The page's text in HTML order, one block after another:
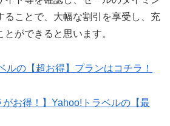
ることで、大幅な割引を享受し、充
ができると思います。
ルの【超お得】プランはコチラ！
がお得！】Yahoo!トラベルの【最